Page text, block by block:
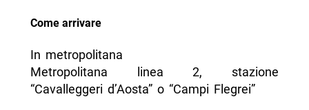
Come arrivare
In metropolitana
Metropolitana linea 2, stazione
“Cavalleggeri d’Aosta” o “Campi Flegrei”